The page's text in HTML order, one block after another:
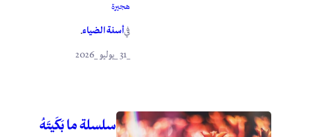
هجيرة
فيأسنة الضياء.
سلسلة ما بَكَيتَهُ